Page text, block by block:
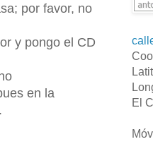
por favor, no
y pongo el CD
en la
El